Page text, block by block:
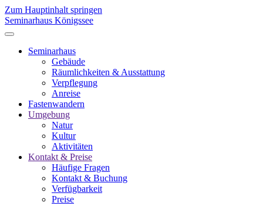
Zum Hauptinhalt springen
Seminarhaus Königssee
Seminarhaus
Gebäude
Räumlichkeiten & Ausstattung
Verpflegung
Anreise
Fastenwandern
Umgebung
Natur
Kultur
Aktivitäten
Kontakt & Preise
Häufige Fragen
Kontakt & Buchung
Verfügbarkeit
Preise